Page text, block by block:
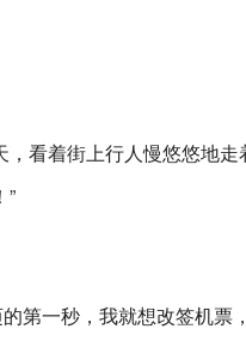
，看着街上行人慢悠悠地
”